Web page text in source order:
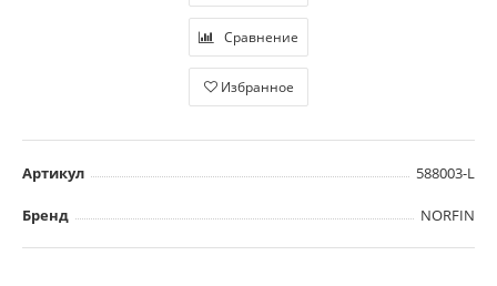
Сравнение
Избранное
Артикул 588003-L
Бренд NORFIN